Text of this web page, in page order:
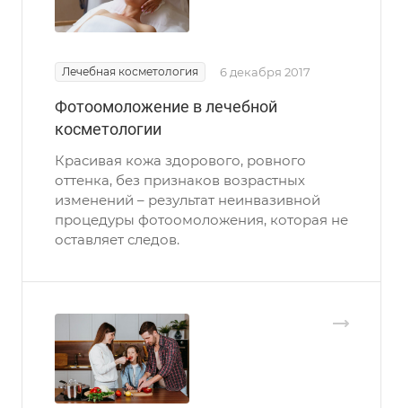
Лечебная косметология 6 декабря 2017
Фотоомоложение в лечебной
косметологии
Красивая кожа здорового, ровного
оттенка, без признаков возрастных
изменений – результат неинвазивной
процедуры фотоомоложения, которая не
оставляет следов.